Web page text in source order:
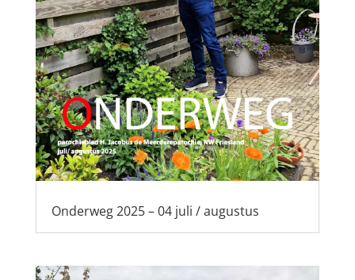
Onderweg 2025 – 04 juli / augustus